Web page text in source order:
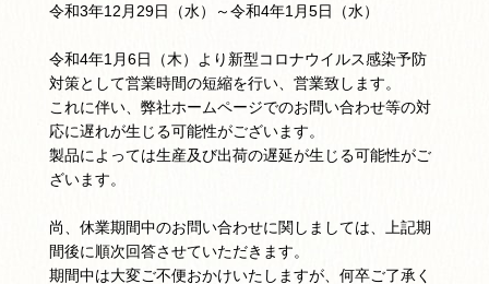
令和3年12月29日（水）～令和4年1月5日（水）
令和4年1月6日（木）より新型コロナウイルス感染予防
対策として営業時間の短縮を行い、営業致します。
これに伴い、弊社ホームページでのお問い合わせ等の対
応に遅れが生じる可能性がございます。
製品によっては生産及び出荷の遅延が生じる可能性がご
ざいます。
尚、休業期間中のお問い合わせに関しましては、上記期
間後に順次回答させていただきます。
期間中は大変ご不便おかけいたしますが、何卒ご了承く